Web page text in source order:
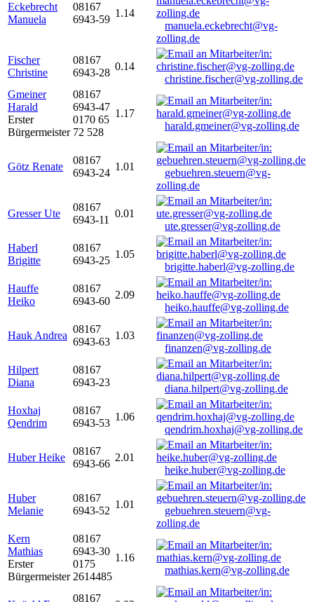
Eckebrecht
Manuela
08167
6943-59
1.14
manuela.eckebrecht@vg-
zolling.de
Fischer
Christine
08167
6943-28
0.14
christine.fischer@vg-zolling.de
Gmeiner
Harald
Erster
Bürgermeister
08167
6943-47
0170 65
72 528
1.17
harald.gmeiner@vg-zolling.de
Götz Renate
08167
6943-24
1.01
gebuehren.steuern@vg-
zolling.de
Gresser Ute
08167
6943-11
0.01
ute.gresser@vg-zolling.de
Haberl
Brigitte
08167
6943-25
1.05
brigitte.haberl@vg-zolling.de
Hauffe
Heiko
08167
6943-60
2.09
heiko.hauffe@vg-zolling.de
Hauk Andrea
08167
6943-63
1.03
finanzen@vg-zolling.de
Hilpert
Diana
08167
6943-23
diana.hilpert@vg-zolling.de
Hoxhaj
Qendrim
08167
6943-53
1.06
qendrim.hoxhaj@vg-zolling.de
Huber Heike
08167
6943-66
2.01
heike.huber@vg-zolling.de
Huber
Melanie
08167
6943-52
1.01
gebuehren.steuern@vg-
zolling.de
Kern
Mathias
Erster
Bürgermeister
08167
6943-30
0175
2614485
1.16
mathias.kern@vg-zolling.de
08167